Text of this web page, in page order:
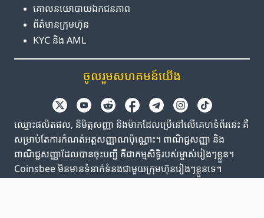
គោលនយោបាយ​ឯកជនភាព
ព័ត៌មាន​ក្រុមហ៊ុន
KYC និង AML
ចូលរួម​សហគមន៍​យើង
ឈ្មោះផលិតផល, និមិត្តសញ្ញា និងម៉ាកដែលប្រើនៅលើគេហទំព័រនេះ គឺ
សម្រាប់តែការកំណត់អត្តសញ្ញាណប៉ុណ្ណោះ។ ពាណិជ្ជសញ្ញា និង
ពាណិជ្ជសញ្ញាដែលបានចុះបញ្ជី គឺជាកម្មសិទ្ធិរបស់ម្ចាស់រៀងៗខ្លួន។
Coinsbee មិនមានទំនាក់ទំនងជាមួយក្រុមហ៊ុនរៀងៗខ្លួនទេ។